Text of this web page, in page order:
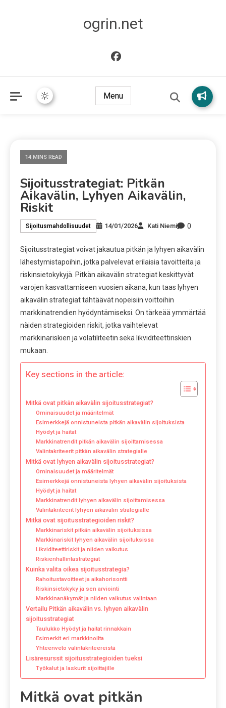
ogrin.net
Menu
14 MINS READ
Sijoitusstrategiat: Pitkän
Aikavälin, Lyhyen Aikavälin,
Riskit
Sijoitusmahdollisuudet 14/01/2026 Kati Niemi 0
Sijoitusstrategiat voivat jakautua pitkän ja lyhyen aikavälin
lähestymistapoihin, jotka palvelevat erilaisia tavoitteita ja
riskinsietokykyjä. Pitkän aikavälin strategiat keskittyvät
varojen kasvattamiseen vuosien aikana, kun taas lyhyen
aikavälin strategiat tähtäävät nopeisiin voittoihin
markkinatrendien hyödyntämiseksi. On tärkeää ymmärtää
näiden strategioiden riskit, jotka vaihtelevat
markkinariskien ja volatiliteetin sekä likviditeettiriskien
mukaan.
Key sections in the article:
Mitkä ovat pitkän aikavälin sijoitusstrategiat?
Ominaisuudet ja määritelmät
Esimerkkejä onnistuneista pitkän aikavälin sijoituksista
Hyödyt ja haitat
Markkinatrendit pitkän aikavälin sijoittamisessa
Valintakriteerit pitkän aikavälin strategialle
Mitkä ovat lyhyen aikavälin sijoitusstrategiat?
Ominaisuudet ja määritelmät
Esimerkkejä onnistuneista lyhyen aikavälin sijoituksista
Hyödyt ja haitat
Markkinatrendit lyhyen aikavälin sijoittamisessa
Valintakriteerit lyhyen aikavälin strategialle
Mitkä ovat sijoitusstrategioiden riskit?
Markkinariskit pitkän aikavälin sijoituksissa
Markkinariskit lyhyen aikavälin sijoituksissa
Likviditeettiriskit ja niiden vaikutus
Riskienhallintastrategiat
Kuinka valita oikea sijoitusstrategia?
Rahoitustavoitteet ja aikahorisontti
Riskinsietokyky ja sen arviointi
Markkinanäkymät ja niiden vaikutus valintaan
Vertailu Pitkän aikavälin vs. lyhyen aikavälin
sijoitusstrategiat
Taulukko Hyödyt ja haitat rinnakkain
Esimerkit eri markkinoilta
Yhteenveto valintakriteereistä
Lisäresurssit sijoitusstrategioiden tueksi
Työkalut ja laskurit sijoittajille
Mitkä ovat pitkän